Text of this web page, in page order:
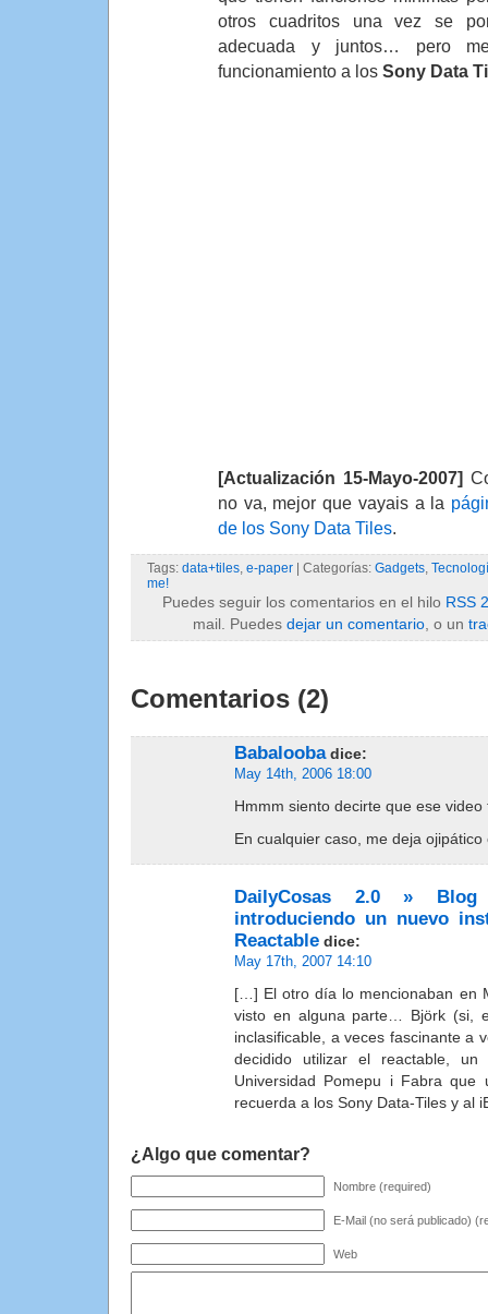
otros cuadritos una vez se
adecuada y juntos… pero
funcionamiento a los Sony Data
[Actualización 15-Mayo-2007]
no va, mejor que vayais a la
de los Sony Data Tiles.
Tags: data+tiles, e-paper | Categorías: Gadgets,
me!
Puedes seguir los comentarios en el hilo RSS
mail. Puedes dejar un comentario, o un
Comentarios (2)
Babaloobadice:
May 14th, 2006 18:00
Hmmm siento decirte que ese
En cualquier caso, me deja
DailyCosas 2.0 »
introduciendo un nuevo
Reactable dice:
May 17th, 2007 14:10
[…] El otro día lo mencionaban en
visto en alguna parte… Björk (si,
inclasificable, a veces fascinante a
decidido utilizar el reactable,
Universidad Pomepu i Fabra que
recuerda a los Sony Data-Tiles y al
¿Algo que comentar?
Nombre (required)
E-Mail (no será publicado)
Web